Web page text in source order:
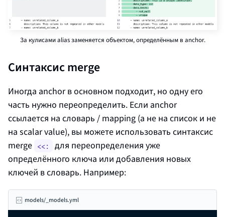
За кулисами alias заменяется объектом, определённым в anchor.
Синтаксис merge
Иногда anchor в основном подходит, но одну его
часть нужно переопределить. Если anchor
ссылается на словарь / mapping (а не на список и не
на scalar value), вы можете использовать синтаксис
merge <<:
для переопределения уже
определённого ключа или добавления новых
ключей в словарь. Например:
models/_models.yml